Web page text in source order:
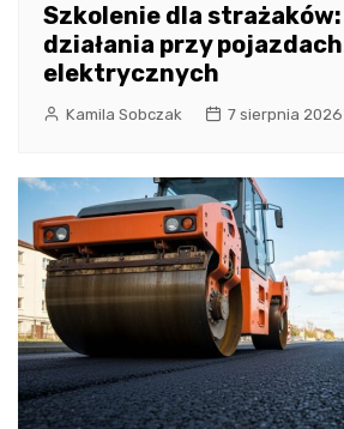
Szkolenie dla
działania przy pojazdach
elektrycznych
Kamila Sobczak 7 sierpnia 2026